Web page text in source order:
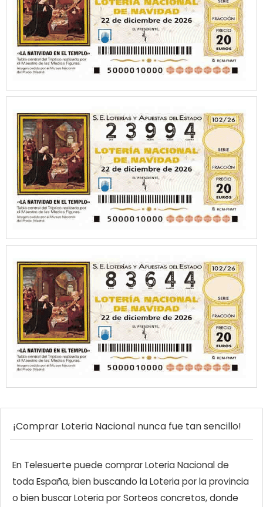
¡Comprar Loteria Nacional nunca fue tan sencillo!
En Telesuerte puede comprar Loteria Nacional de
toda España, bien buscando la Loteria por la provincia
o bien buscar Loteria por Sorteos concretos, donde